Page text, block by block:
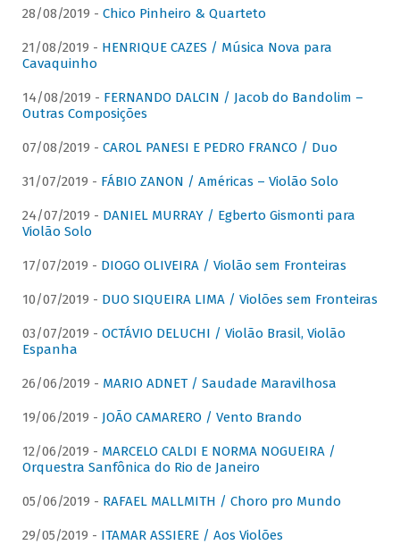
28/08/2019 - Chico Pinheiro & Quarteto
21/08/2019 - HENRIQUE CAZES / Música Nova para
Cavaquinho
14/08/2019 - FERNANDO DALCIN / Jacob do Bandolim –
Outras Composições
07/08/2019 - CAROL PANESI E PEDRO FRANCO / Duo
31/07/2019 - FÁBIO ZANON / Américas – Violão Solo
24/07/2019 - DANIEL MURRAY / Egberto Gismonti para
Violão Solo
17/07/2019 - DIOGO OLIVEIRA / Violão sem Fronteiras
10/07/2019 - DUO SIQUEIRA LIMA / Violões sem Fronteiras
03/07/2019 - OCTÁVIO DELUCHI / Violão Brasil, Violão
Espanha
26/06/2019 - MARIO ADNET / Saudade Maravilhosa
19/06/2019 - JOÃO CAMARERO / Vento Brando
12/06/2019 - MARCELO CALDI E NORMA NOGUEIRA /
Orquestra Sanfônica do Rio de Janeiro
05/06/2019 - RAFAEL MALLMITH / Choro pro Mundo
29/05/2019 - ITAMAR ASSIERE / Aos Violões